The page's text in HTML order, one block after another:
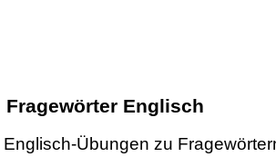
Fragewörter Englisch
Englisch-Übungen zu